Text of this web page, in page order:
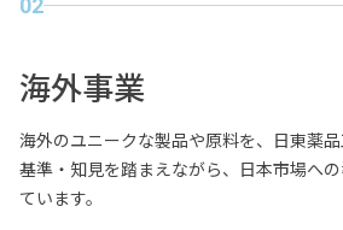
02
海外事業
海外のユニークな製品や原料を、日東薬
基準・知見を踏まえながら、日本市場へ
ています。